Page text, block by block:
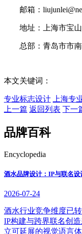
邮箱：
地址：上海市宝山
总部：青岛市市南
本文关键词：
专业标志设计
上海专
上一篇 返回列表 下一
品牌百科
Encyclopedia
酒水品牌设计：IP与联名
2026-07-24
酒水行业竞争维度已
IP构建与跨界联名创
立可延展的视觉语言